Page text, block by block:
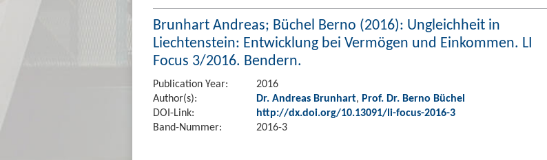
Brunhart Andreas; Büchel Berno (2016): Ungleichheit in
Liechtenstein: Entwicklung bei Vermögen und Einkommen. LI
Focus 3/2016. Bendern.
Publication Year:
2016
Author(s):
Dr. Andreas Brunhart, Prof. Dr. Berno Büchel
DOI-Link:
http://dx.doi.org/10.13091/li-focus-2016-3
Band-Nummer:
2016-3